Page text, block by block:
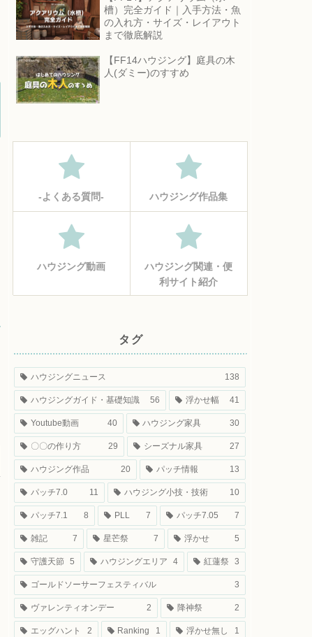
槽）完全ガイド｜入手方法・魚
の入れ方・サイズ・レイアウト
まで徹底解説
【FF14ハウジング】庭具の木
人(ダミー)のすすめ
‐よくある質問‐ ハウジング作品集
ハウジング動画
ハウジング関連・便
利サイト紹介
タグ
ハウジングニュース 138
ハウジングガイド・基礎知識 56 浮かせ幅 41
Youtube動画 40 ハウジング家具 30
〇〇の作り方 29 シーズナル家具 27
ハウジング作品 20 パッチ情報 13
パッチ7.0 11 ハウジング小技・技術 10
パッチ7.1 8 PLL 7 パッチ7.05 7
雑記 7 星芒祭 7 浮かせ 5
守護天節 5 ハウジングエリア 4 紅蓮祭 3
ゴールドソーサーフェスティバル 3
ヴァレンティオンデー 2 降神祭 2
エッグハント 2 Ranking 1 浮かせ無し 1